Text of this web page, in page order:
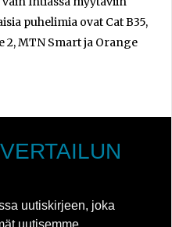
puhelimia ovat Cat B35,
2, MTN Smart ja Orange
uutiskirjeen, joka
uutisemme.